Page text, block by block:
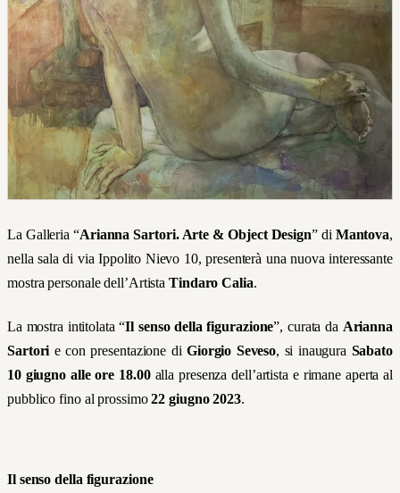
La Galleria “Arianna Sartori. Arte & Object Design” di Mantova,
nella sala di via Ippolito Nievo 10, presenterà una nuova interessante
mostra personale dell’Artista Tindaro Calia.
La mostra intitolata “Il senso della figurazione”, curata da Arianna
Sartori e con presentazione di Giorgio Seveso, si inaugura Sabato
10 giugno alle ore 18.00alla presenza dell’artista e rimane aperta al
pubblico fino al prossimo22 giugno 2023.
Il senso della figurazione